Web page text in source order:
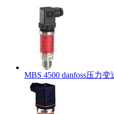
MBS 4500 danfoss压力变